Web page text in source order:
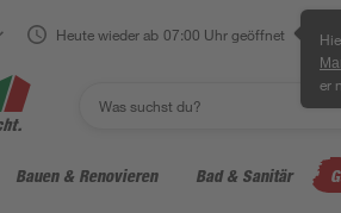
Heute wieder ab 07:00 Uhr geöffnet
er
Bauen & Renovieren Bad & Sanitär